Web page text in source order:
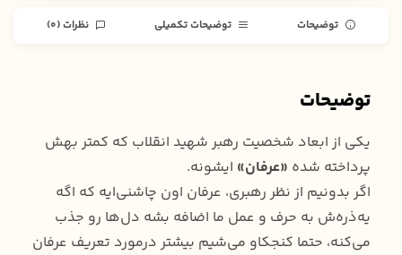
توضیحات توضیحات تکمیلی نظرات (0)
توضیحات
یکی از ابعاد شخصیت رهبر شهید انقلاب که کمتر بهش
پرداخته شده «عرفان» ایشونه.
اگر بدونیم از نظر رهبری، عرفان اون چاشنی‌ایه که اگه
یه‌ذره‌ش به حرف و عمل ما اضافه بشه دل‌ها رو جذب
می‌کنه، حتما کنجکاو می‌شیم بیشتر درمورد تعریف عرفان